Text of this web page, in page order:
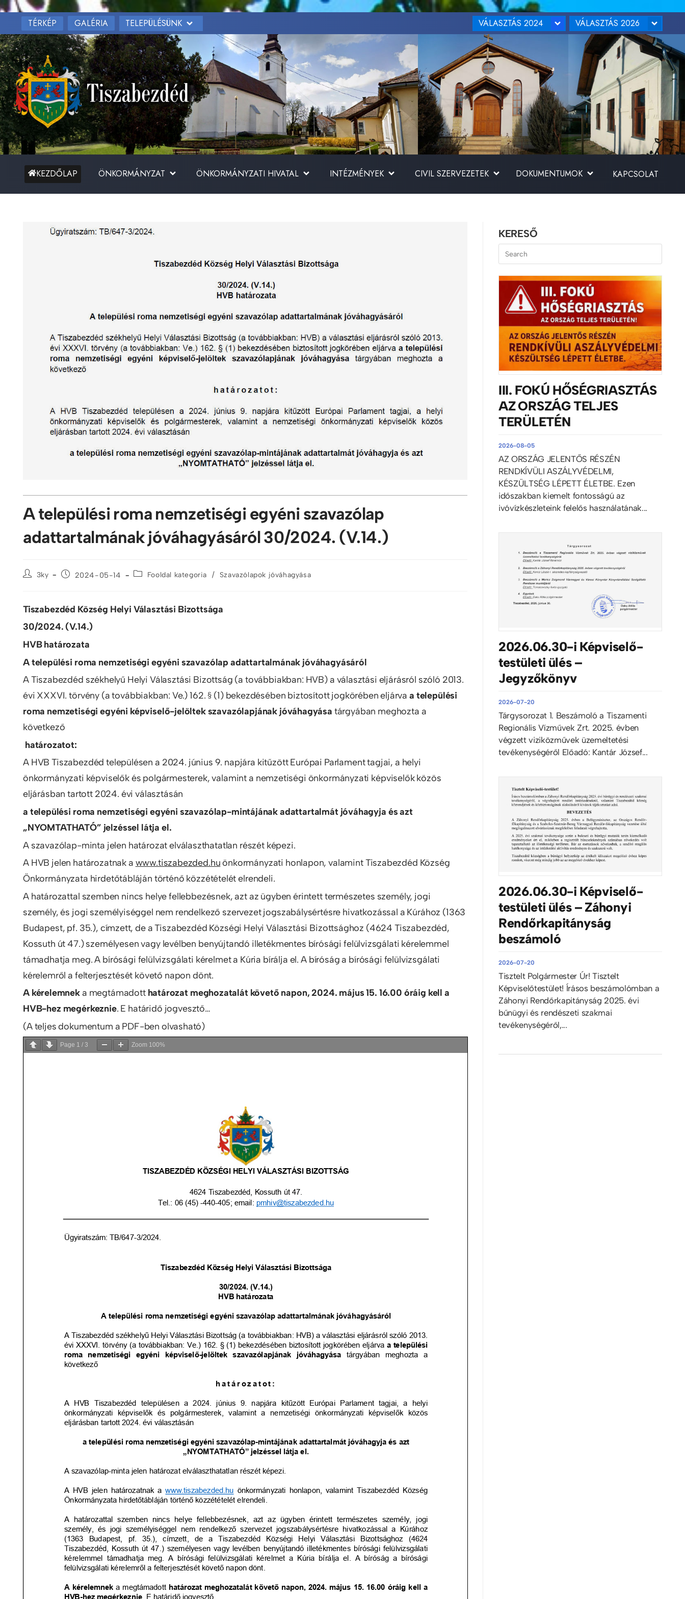
TÉRKÉP GALÉRIA TELEPÜLÉSÜNK VÁLASZTÁS 2024 VÁLASZTÁS 2026
KEZDŐLAP ÖNKORMÁNYZAT ÖNKORMÁNYZATI HIVATAL INTÉZMÉNYEK CIVIL SZERVEZETEK DOKUMENTUMOK KAPCSOLAT
A települési roma nemzetiségi egyéni szavazólap
adattartalmának jóváhagyásáról 30/2024. (V.14.)
3ky 2024-05-14 Fooldal kategoria / Szavazólapok jóváhagyása
Tiszabezdéd Község Helyi Választási Bizottsága
30/2024. (V.14.)
HVB határozata
A települési roma nemzetiségi egyéni szavazólap adattartalmának jóváhagyásáról
A Tiszabezdéd székhelyű Helyi Választási Bizottság (a továbbiakban: HVB) a választási eljárásról szóló 2013.
évi XXXVI. törvény (a továbbiakban: Ve.) 162. § (1) bekezdésében biztosított jogkörében eljárvaa települési
roma nemzetiségi egyéni képviselő-jelöltek szavazólapjának jóváhagyása tárgyában meghozta a
következő
határozatot:
A HVB Tiszabezdéd településen a 2024. június 9. napjára kitűzött Európai Parlament tagjai, a helyi
önkormányzati képviselők és polgármesterek, valamint a nemzetiségi önkormányzati képviselők közös
eljárásban tartott 2024. évi választásán
a települési roma nemzetiségi egyéni szavazólap-mintájának adattartalmát jóváhagyja és azt
„NYOMTATHATÓ” jelzéssel látja el.
A szavazólap-minta jelen határozat elválaszthatatlan részét képezi.
A HVB jelen határozatnak a www.tiszabezded.huönkormányzati honlapon, valamint Tiszabezdéd Község
Önkormányzata hirdetőtábláján történő közzétételét elrendeli.
A határozattal szemben nincs helye fellebbezésnek, azt az ügyben érintett természetes személy, jogi
személy, és jogi személyiséggel nem rendelkező szervezet jogszabálysértésre hivatkozással a Kúrához (1363
Budapest, pf. 35.), címzett, de a Tiszabezdéd Községi Helyi Választási Bizottsághoz (4624 Tiszabezdéd,
Kossuth út 47.) személyesen vagy levélben benyújtandó illetékmentes bírósági felülvizsgálati kérelemmel
támadhatja meg. A bírósági felülvizsgálati kérelmet a Kúria bírálja el. A bíróság a bírósági felülvizsgálati
kérelemről a felterjesztését követő napon dönt.
A kérelemneka megtámadott határozat meghozatalát követő napon, 2024. május 15. 16.00 óráig kell a
HVB-hez megérkeznie. E határidő jogvesztő…
(A teljes dokumentum a PDF-ben olvasható)
Page 1 / 3 Zoom 100%
KERESŐ
III. FOKÚ HŐSÉGRIASZTÁS
AZ ORSZÁG TELJES
TERÜLETÉN
2026-08-05
AZ ORSZÁG JELENTŐS RÉSZÉN
RENDKÍVÜLI ASZÁLYVÉDELMI,
KÉSZÜLTSÉG LÉPETT ÉLETBE. Ezen
időszakban kiemelt fontosságú az
ivóvízkészleteink felelős használatának...
2026.06.30-i Képviselő-
testületi ülés –
Jegyzőkönyv
2026-07-20
Tárgysorozat 1. Beszámoló a Tiszamenti
Regionális Vízművek Zrt. 2025. évben
végzett viziközművek üzemeltetési
tevékenységéről Előadó: Kantár József...
2026.06.30-i Képviselő-
testületi ülés – Záhonyi
Rendőrkapitányság
beszámoló
2026-07-20
Tisztelt Polgármester Úr! Tisztelt
Képviselőtestület! Írásos beszámolómban a
Záhonyi Rendőrkapitányság 2025. évi
bűnügyi és rendészeti szakmai
tevékenységéről,...